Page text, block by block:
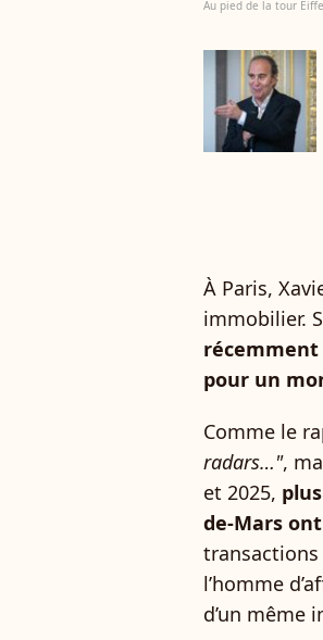
Au pied de la tour
À Paris,
immobilier.
récemment
pour un
Comme le
radars…",
et 2025,
de-Mars
l’homme
d’un même